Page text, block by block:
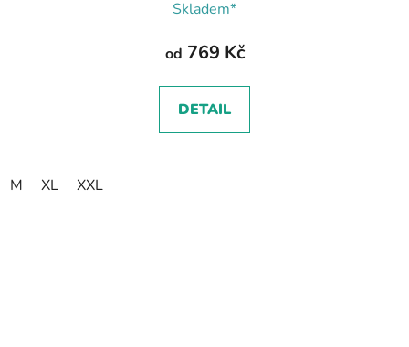
Skladem*
od 769 Kč
DETAIL
M XL XXL